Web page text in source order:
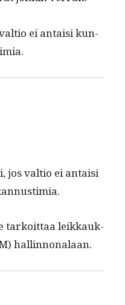
ei antaisi kun­
jos val­tio ei antaisi
tarkoit­taa leikkauk­
hallinnonalaan.